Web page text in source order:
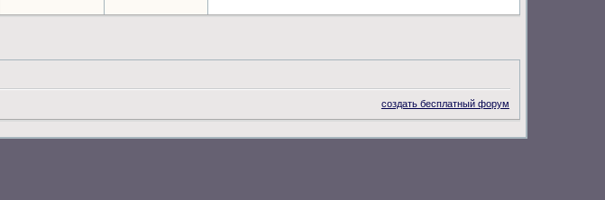
создать бесплатный форум